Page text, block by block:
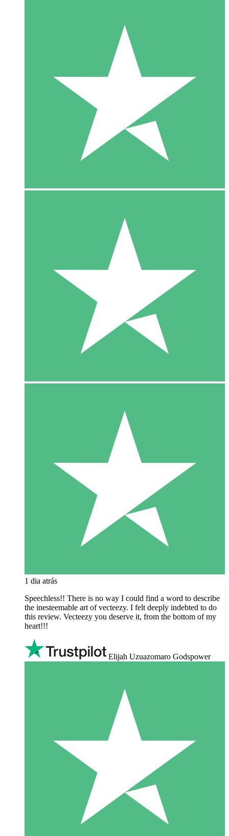
1 dia atrás
Speechless!! There is no way I could find a word to describe
the inesteemable art of vecteezy. I felt deeply indebted to do
this review. Vecteezy you deserve it, from the bottom of my
heart!!!
Elijah Uzuazomaro Godspower